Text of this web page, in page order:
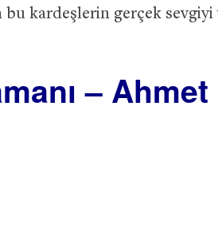
kardeşlerin gerçek sevgiyi
–